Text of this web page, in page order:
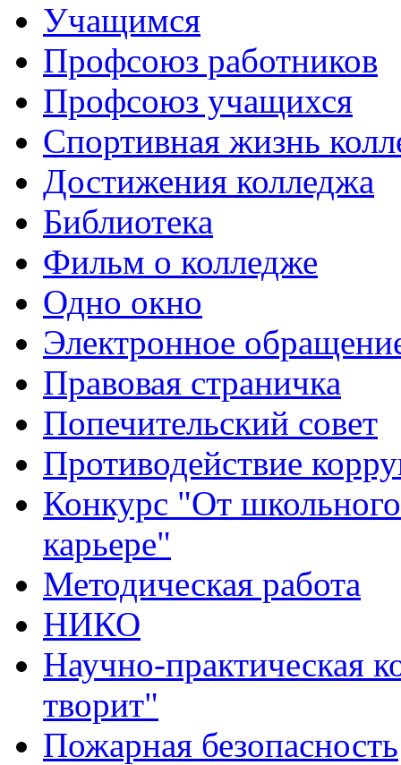
Учащимся
Профсоюз работников
Профсоюз учащихся
Спортивная жизнь
Достижения колледжа
Библиотека
Фильм о колледже
Одно окно
Электронное
Правовая страничка
Попечительский совет
Противодействие
Конкурс "От
карьере"
Методическая работа
НИКО
Научно-практическая
творит"
Пожарная безопасность